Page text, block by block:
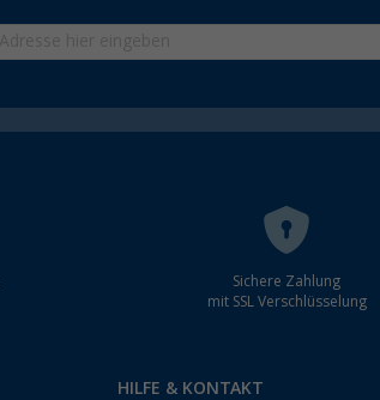
Sichere Zahlung
mit SSL Verschlüsselung
HILFE & KONTAKT